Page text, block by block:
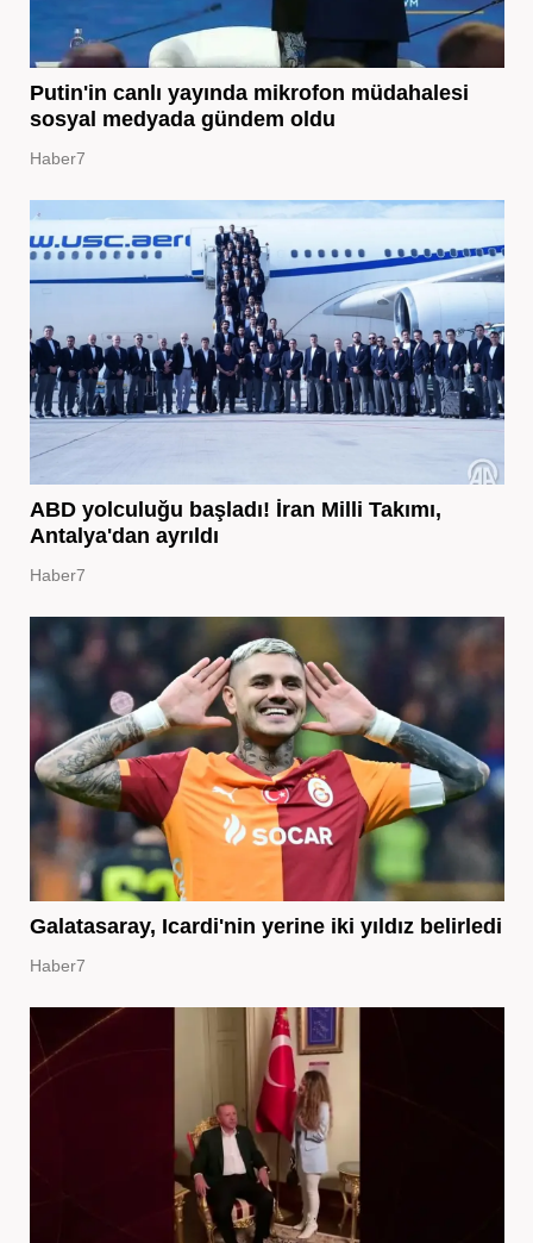
Putin'in canlı yayında mikrofon müdahalesi
sosyal medyada gündem oldu
Haber7
ABD yolculuğu başladı! İran Milli Takımı,
Antalya'dan ayrıldı
Haber7
Galatasaray, Icardi'nin yerine iki yıldız belirledi
Haber7